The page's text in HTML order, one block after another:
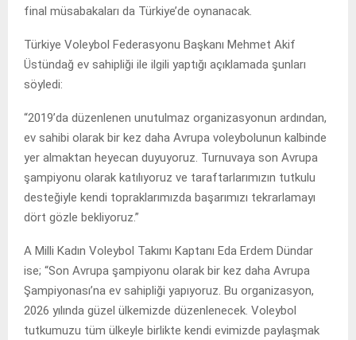
final müsabakaları da Türkiye’de oynanacak.
Türkiye Voleybol Federasyonu Başkanı Mehmet Akif
Üstündağ ev sahipliği ile ilgili yaptığı açıklamada şunları
söyledi:
“2019’da düzenlenen unutulmaz organizasyonun ardından,
ev sahibi olarak bir kez daha Avrupa voleybolunun kalbinde
yer almaktan heyecan duyuyoruz. Turnuvaya son Avrupa
şampiyonu olarak katılıyoruz ve taraftarlarımızın tutkulu
desteğiyle kendi topraklarımızda başarımızı tekrarlamayı
dört gözle bekliyoruz.”
A Milli Kadın Voleybol Takımı Kaptanı Eda Erdem Dündar
ise; “Son Avrupa şampiyonu olarak bir kez daha Avrupa
Şampiyonası’na ev sahipliği yapıyoruz. Bu organizasyon,
2026 yılında güzel ülkemizde düzenlenecek. Voleybol
tutkumuzu tüm ülkeyle birlikte kendi evimizde paylaşmak